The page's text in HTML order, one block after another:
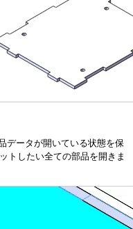
データが開いている状態を保
トしたい全ての部品を開きま